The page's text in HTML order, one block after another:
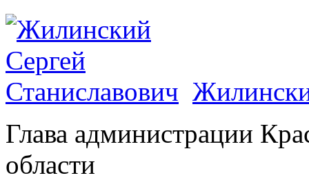
Глава администрации
области